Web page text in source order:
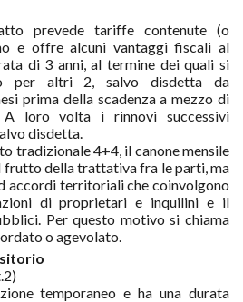
prevede tariffe contenute (o
e offre alcuni vantaggi fiscali al
di 3 anni, al termine dei quali si
per altri 2, salvo disdetta da
prima della scadenza a mezzo di
A loro volta i rinnovi successivi
disdetta.
tradizionale 4+4, il canone mensile
frutto della trattativa fra le parti, ma
accordi territoriali che coinvolgono
di proprietari e inquilini e il
Per questo motivo si chiama
o agevolato.
temporaneo e ha una durata